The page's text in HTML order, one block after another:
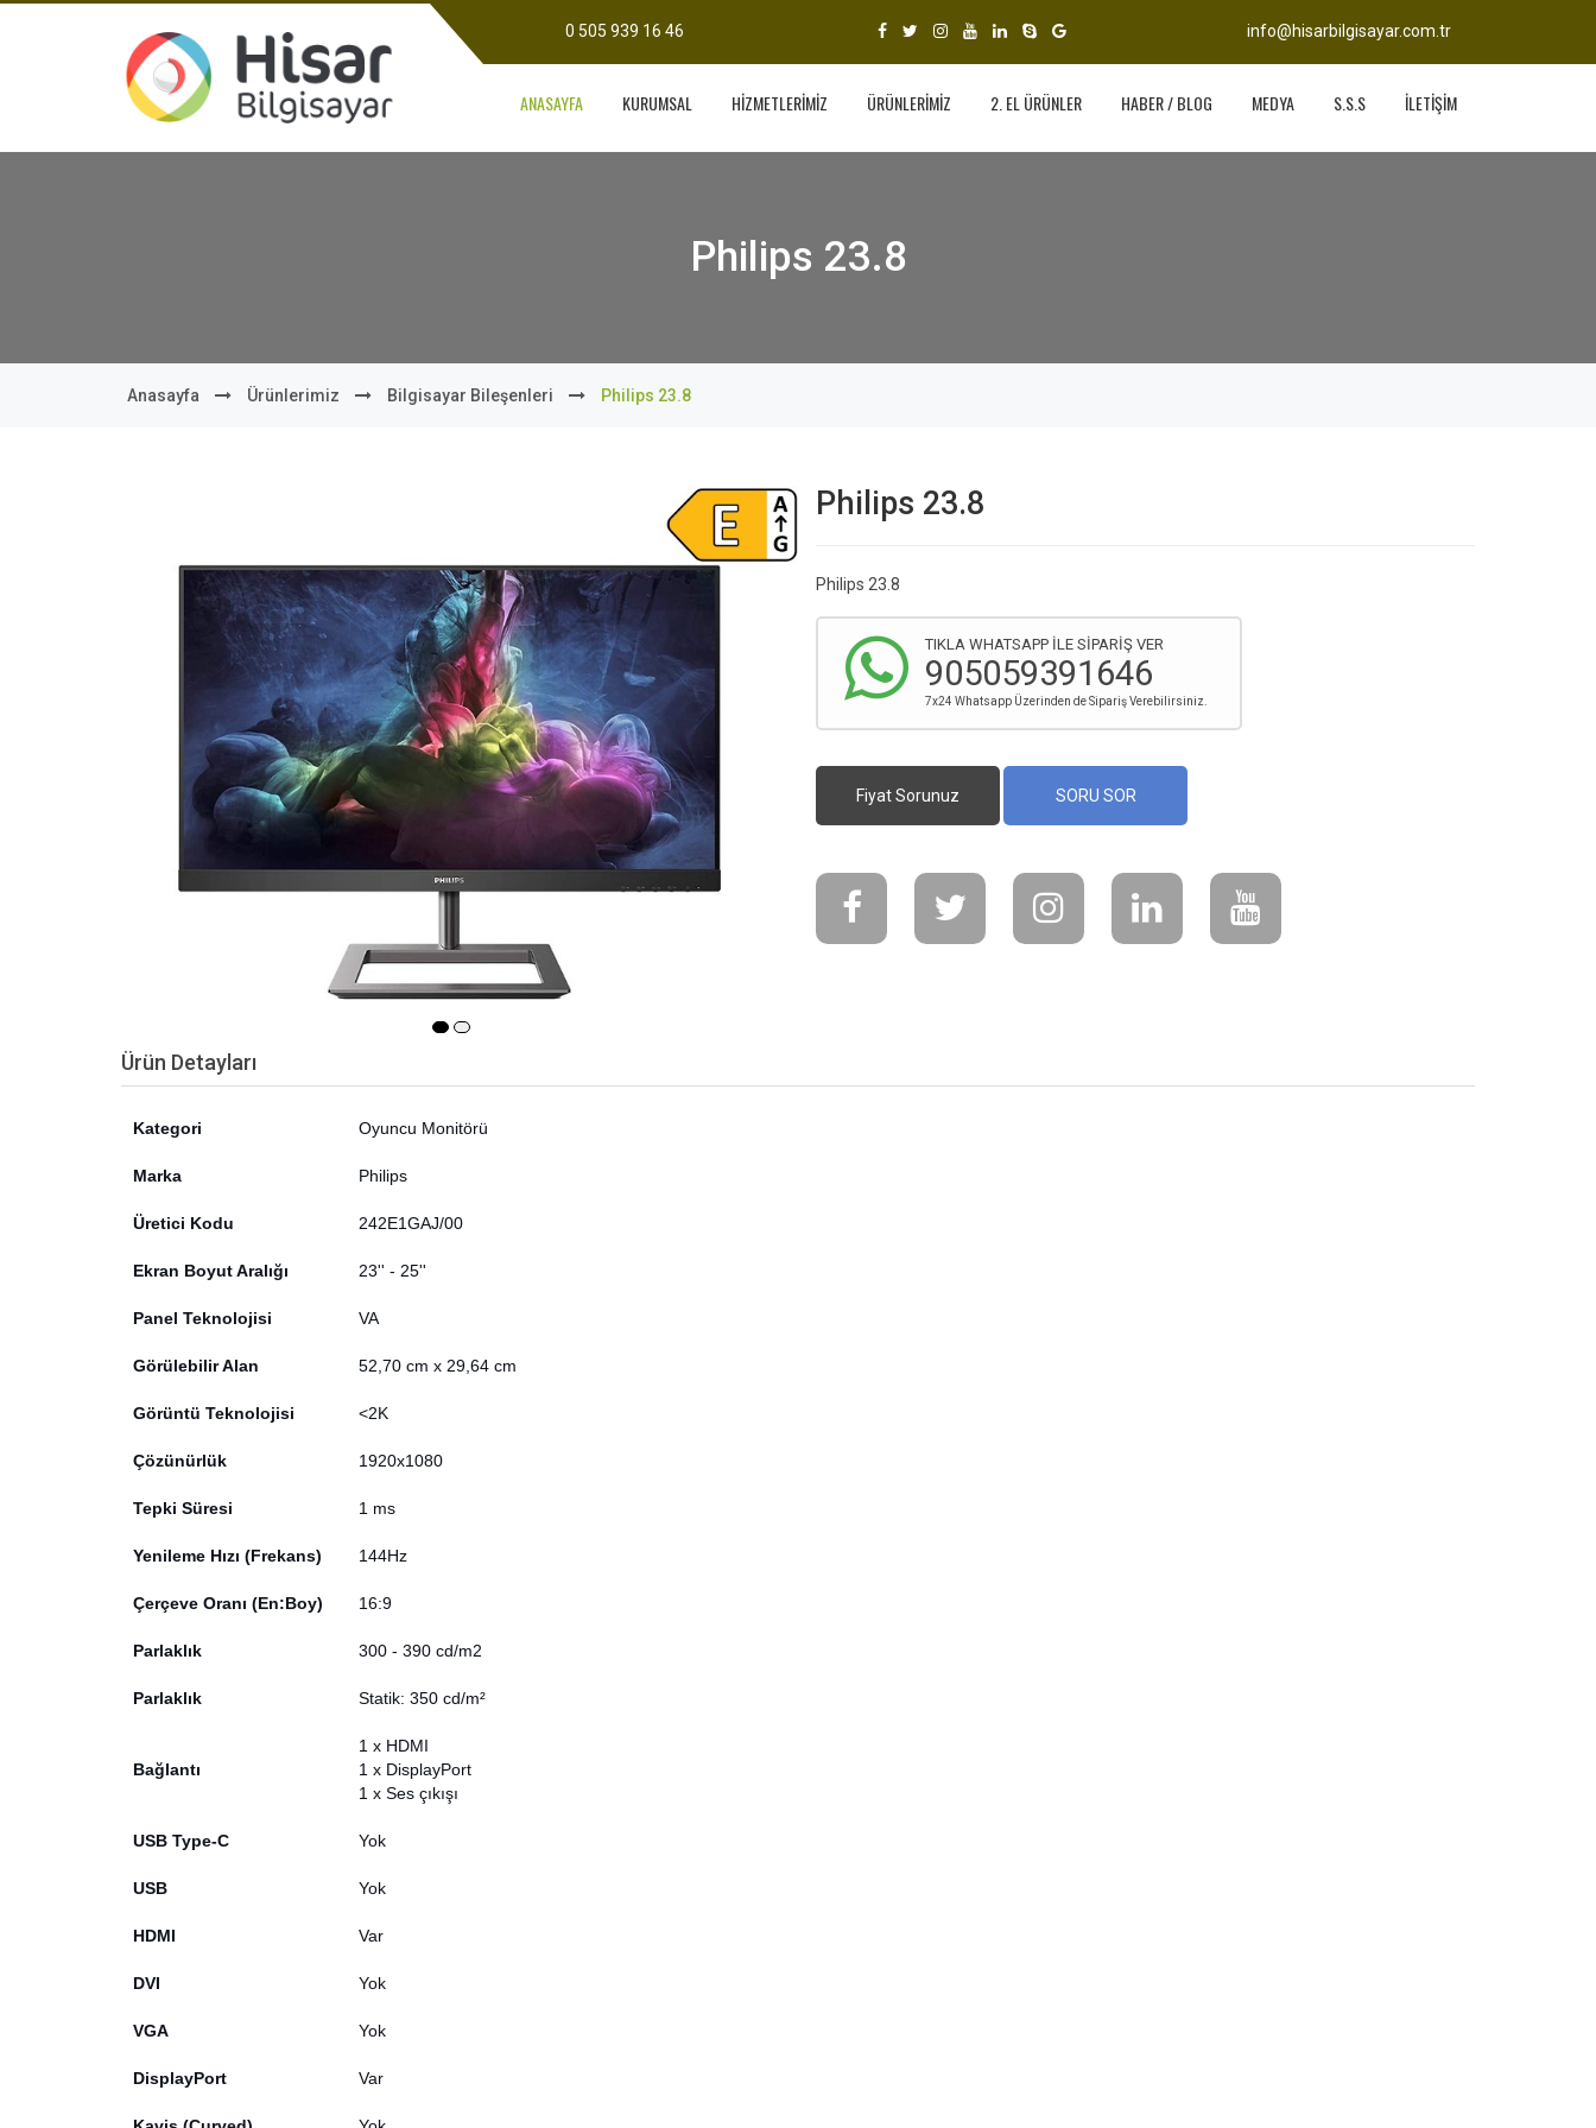
0 505 939 16 46 info@hisarbilgisayar.com.tr
ANASAYFA KURUMSAL HİZMETLERİMİZ ÜRÜNLERİMİZ 2. EL ÜRÜNLER HABER / BLOG MEDYA S.S.S İLETİŞİM
Philips 23.8
Anasayfa Ürünlerimiz Bilgisayar Bileşenleri Philips 23.8
Philips 23.8
Philips 23.8
TIKLA WHATSAPP İLE SİPARİŞ VER
905059391646
7x24 Whatsapp Üzerinden de Sipariş Verebilirsiniz.
Fiyat Sorunuz SORU SOR
Ürün Detayları
Kategori Oyuncu Monitörü
Marka Philips
Üretici Kodu 242E1GAJ/00
Ekran Boyut Aralığı 23'' - 25''
Panel Teknolojisi VA
Görülebilir Alan 52,70 cm x 29,64 cm
Görüntü Teknolojisi <2K
Çözünürlük 1920x1080
Tepki Süresi 1 ms
Yenileme Hızı (Frekans) 144Hz
Çerçeve Oranı (En:Boy) 16:9
Parlaklık 300 - 390 cd/m2
Parlaklık Statik: 350 cd/m²
Bağlantı
1 x HDMI
1 x DisplayPort
1 x Ses çıkışı
USB Type-C Yok
USB Yok
HDMI Var
DVI Yok
VGA Yok
DisplayPort Var